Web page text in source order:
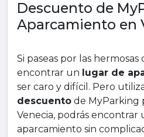
Descuento de
Aparcamiento en
Si paseas por las hermosas
encontrar un lugar de
ser caro y difícil. Pero
descuento de MyParking
Venecia, podrás encontrar
aparcamiento sin